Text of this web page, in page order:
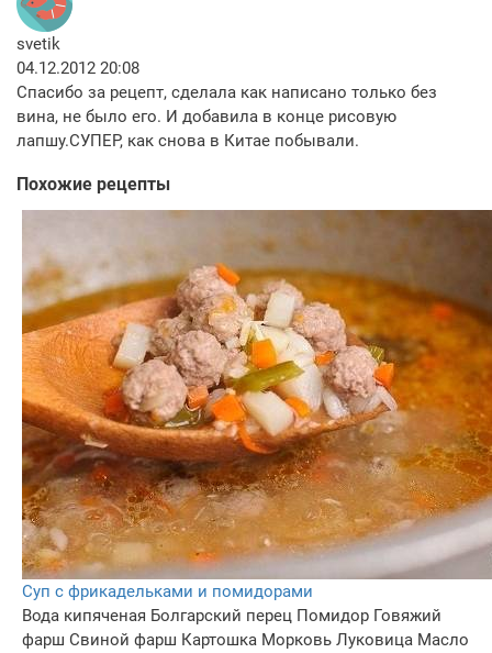
svetik
04.12.2012 20:08
Спасибо за рецепт, сделала как написано только без
вина, не было его. И добавила в конце рисовую
лапшу.СУПЕР, как снова в Китае побывали.
Похожие рецепты
Суп с фрикадельками и помидорами
Вода кипяченая Болгарский перец Помидор Говяжий
фарш Свиной фарш Картошка Морковь Луковица Масло